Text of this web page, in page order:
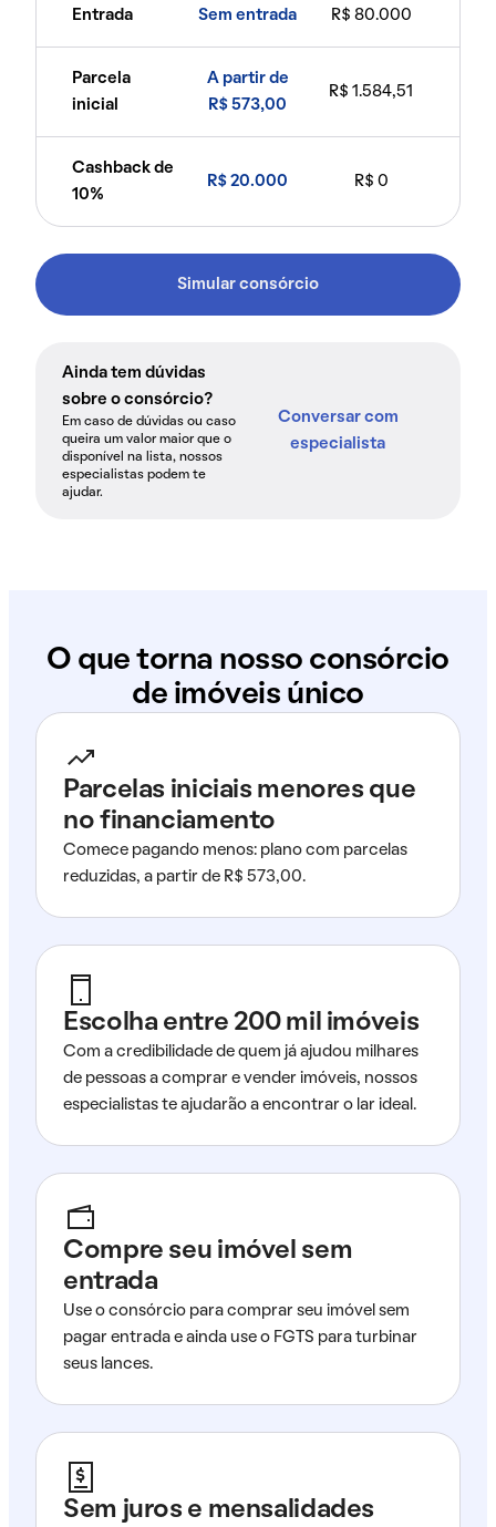
Entrada Sem entrada R$ 80.000
Parcela
inicial
A partir de
R$ 573,00
R$ 1.584,51
Cashback de
10%
R$ 20.000 R$ 0
Simular consórcio
Ainda tem dúvidas
sobre o consórcio?
Em caso de dúvidas ou caso
queira um valor maior que o
disponível na lista, nossos
especialistas podem te
ajudar.
Conversar com
especialista
O que torna nosso consórcio
de imóveis único
Parcelas iniciais menores que
no financiamento
Comece pagando menos: plano com parcelas
reduzidas, a partir de R$ 573,00.
Escolha entre 200 mil imóveis
Com a credibilidade de quem já ajudou milhares
de pessoas a comprar e vender imóveis, nossos
especialistas te ajudarão a encontrar o lar ideal.
Compre seu imóvel sem
entrada
Use o consórcio para comprar seu imóvel sem
pagar entrada e ainda use o FGTS para turbinar
seus lances.
Sem juros e mensalidades